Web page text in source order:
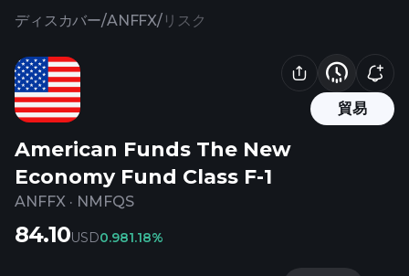
ディスカバー/ANFFX/リスク
貿易
American Funds The New
Economy Fund Class F-1
ANFFX · NMFQS
84.10USD0.981.18%